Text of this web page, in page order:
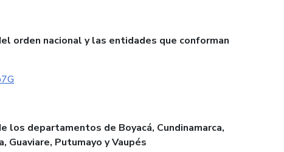
orden nacional y las entidades que conforman
los departamentos de Boyacá, Cundinamarca,
Guaviare, Putumayo y Vaupés